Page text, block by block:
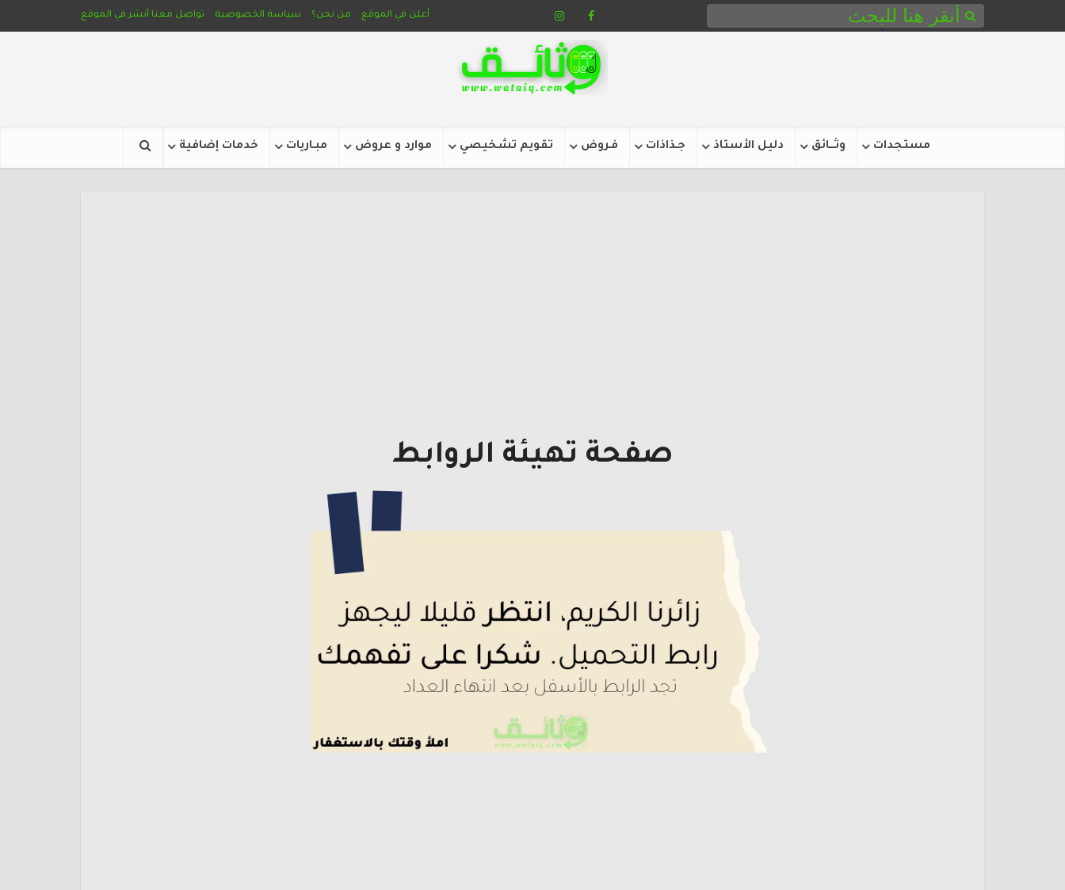
أعلن في الموقع من نحن؟ سياسة الخصوصية تواصل معنا أنشر في الموقع
مستجدات وثـــائق دليل الأستاذ جـذاذات فـروض تقويم تشخيصي موارد و عروض مبـاريات خدمات إضافية
صفحة تهيئة الروابط